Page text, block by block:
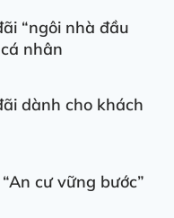
“ngôi nhà đầu
nhân
dành cho khách
cư vững bước”